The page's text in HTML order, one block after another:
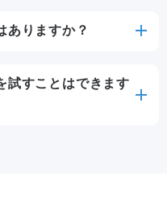
ありますか？
試すことはできます